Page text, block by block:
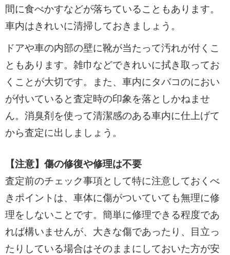
間に食べかすなどが落ちていることもあります。
車内はきれいに清掃しておきましょう。
ドアや車の内部の壁に靴が当たって汚れが付くこ
ともあります。雑巾などできれいに拭き取ってお
くことが大切です。また、車内にタバコのにおい
が付いていると査定時の印象を落としかねませ
ん。消臭剤を使って清潔感のある車内に仕上げて
から査定に出しましょう。
【注意】傷の修復や修理は不要
査定前のチェック事項として特に注意しておくべ
きポイントは、車体に傷がついていても無理に修
理をしないことです。簡単に修理できる程度であ
れば構いませんが、大きな傷であったり、目立っ
たりしている場合はそのままにしておいた方が安